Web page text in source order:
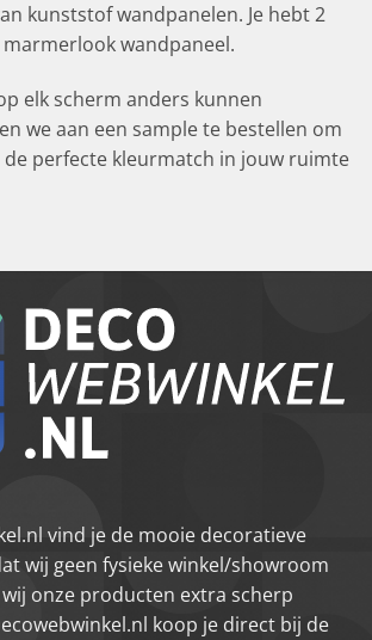
kunststof wandpanelen. Je hebt 2
wandpaneel.
elk scherm anders kunnen
we aan een sample te bestellen om
de perfecte kleurmatch in jouw ruimte
vind je de mooie decoratieve
wij geen fysieke winkel/showroom
onze producten extra scherp
koop je direct bij de